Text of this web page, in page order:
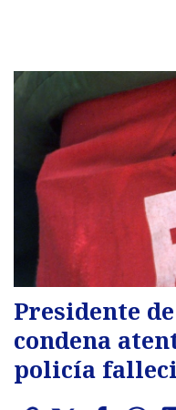
Presidente
condena
policía